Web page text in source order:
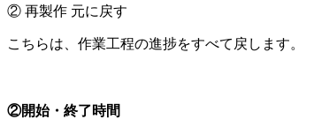
② 再製作 元に戻す
こちらは、作業工程の進捗をすべて戻します。
②開始・終了時間